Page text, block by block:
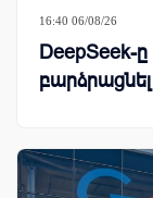
16:40 06/08/26
DeepSeek-